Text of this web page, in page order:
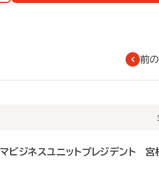
前
ビジネスユニットプレジデント 宮